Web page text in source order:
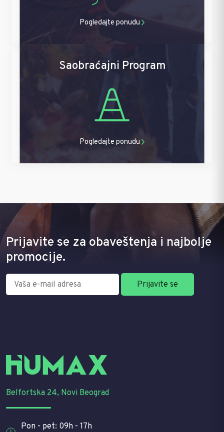
Pogledajte ponudu
Saobraćajni Program
Pogledajte ponudu
Prijavite se za obaveštenja i najbolje
promocije.
Belfortska 24, Novi Beograd
Pon - pet: 09h - 17h